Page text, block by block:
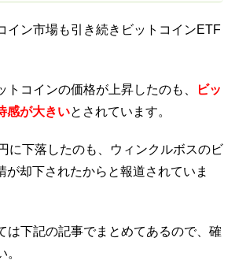
イン市場も引き続きビットコインETF
トコインの価格が上昇したのも、
ビッ
感が大きいとされています。
に下落したのも、ウィンクルボスのビ
が却下されたからと報道されていま
は下記の記事でまとめてあるので、確